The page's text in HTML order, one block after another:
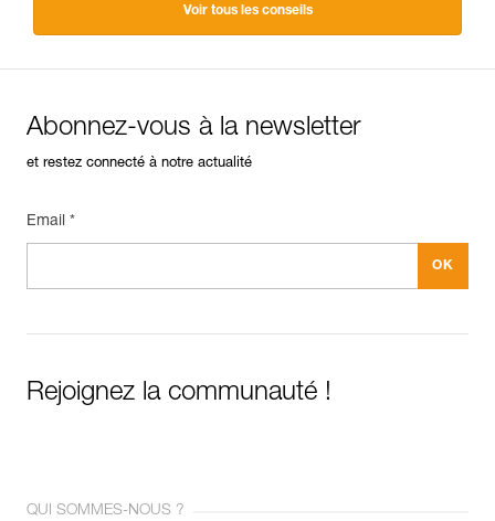
Voir tous les conseils
Abonnez-vous à la newsletter
et restez connecté à notre actualité
Email *
Rejoignez la communauté !
QUI SOMMES-NOUS ?